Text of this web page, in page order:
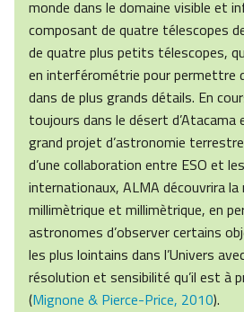
monde dans le domaine visible et
composant de quatre télescopes
de quatre plus petits télescopes,
en interférométrie pour permettre
dans de plus grands détails. En
toujours dans le désert d’Atacama
grand projet d’astronomie
d’une collaboration entre ESO et
internationaux, ALMA découvrira
millimètrique et millimètrique, en
astronomes d’observer certains
les plus lointains dans l’Univers
résolution et sensibilité qu’il est à
(Mignone & Pierce-Price, 2010).